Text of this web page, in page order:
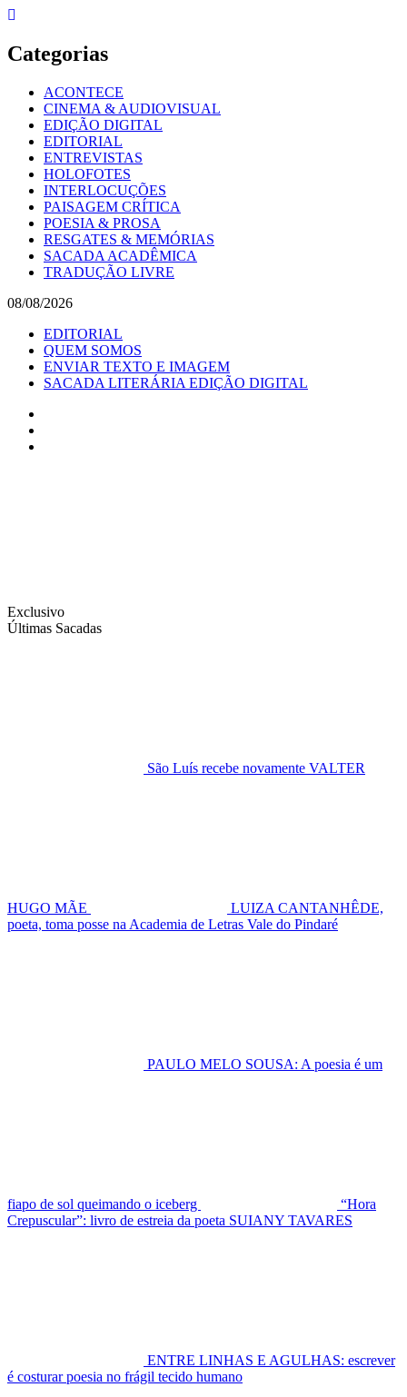
Skip
content
Categorias
ACONTECE
CINEMA & AUDIOVISUAL
EDIÇÃO DIGITAL
EDITORIAL
ENTREVISTAS
HOLOFOTES
INTERLOCUÇÕES
PAISAGEM CRÍTICA
POESIA & PROSA
RESGATES & MEMÓRIAS
SACADA ACADÊMICA
TRADUÇÃO LIVRE
08/08/2026
EDITORIAL
QUEM SOMOS
ENVIAR TEXTO E IMAGEM
SACADA LITERÁRIA EDIÇÃO DIGITAL
Exclusivo
Últimas Sacadas
São Luís recebe novamente VALTER
HUGO MÃE
LUIZA CANTANHÊDE,
poeta, toma posse na Academia de Letras Vale do Pindaré
PAULO MELO SOUSA: A poesia é um
fiapo de sol queimando o iceberg
“Hora
Crepuscular”: livro de estreia da poeta SUIANY TAVARES
ENTRE LINHAS E AGULHAS: escrever
é costurar poesia no frágil tecido humano